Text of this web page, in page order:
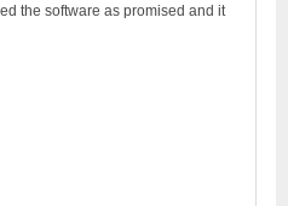
the software as promised and it